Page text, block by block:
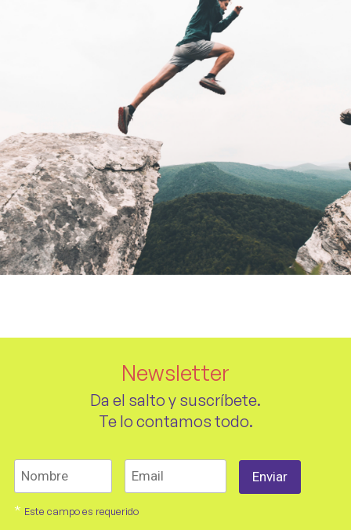
Newsletter
Da el salto y suscríbete.
Te lo contamos todo.
* Este campo es requerido